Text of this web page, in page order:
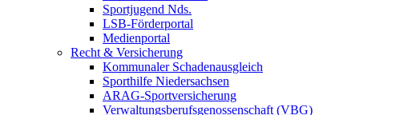
Sportjugend Nds.
LSB-Förderportal
Medienportal
Recht & Versicherung
Kommunaler Schadenausgleich
Sporthilfe Niedersachsen
ARAG-Sportversicherung
Verwaltungsberufsgenossenschaft (VBG)